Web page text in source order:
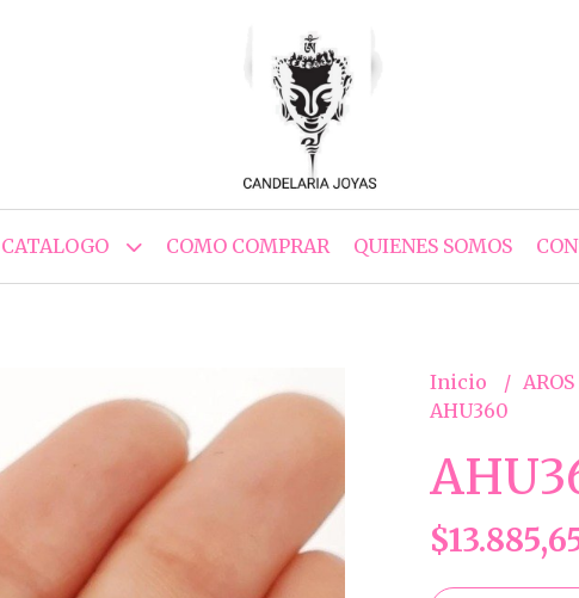
CATALOGO COMO COMPRAR QUIENES SOMOS
Inicio
AHU360